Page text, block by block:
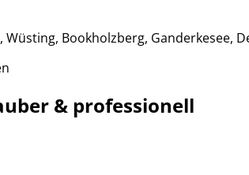
Wüsting, Bookholzberg, Ganderkesee,
& professionell